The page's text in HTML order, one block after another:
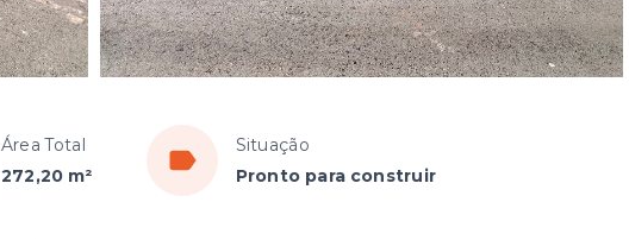
Área Total
272,20 m²
Situação
Pronto para construir